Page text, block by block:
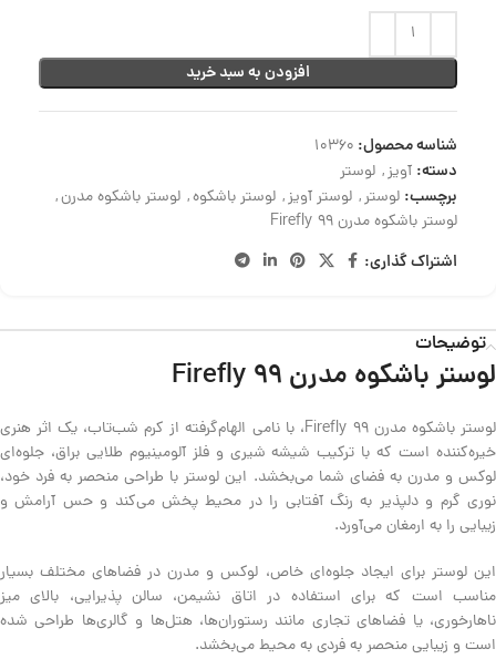
افزودن به سبد خرید
شناسه محصول: 10360
دسته: آویز, لوستر
برچسب: لوستر, لوستر آویز, لوستر باشکوه, لوستر باشکوه مدرن,
لوستر باشکوه مدرن Firefly 99
اشتراک گذاری:
توضیحات
لوستر باشکوه مدرن Firefly 99
لوستر باشکوه مدرن Firefly 99، با نامی الهام‌گرفته از کرم شب‌تاب، یک اثر هنری
خیره‌کننده است که با ترکیب شیشه شیری و فلز آلومینیوم طلایی براق، جلوه‌ای
لوکس و مدرن به فضای شما می‌بخشد. این لوستر با طراحی منحصر به فرد خود،
نوری گرم و دلپذیر به رنگ آفتابی را در محیط پخش می‌کند و حس آرامش و
زیبایی را به ارمغان می‌آورد.
این لوستر برای ایجاد جلوه‌ای خاص، لوکس و مدرن در فضاهای مختلف بسیار
مناسب است که برای استفاده در اتاق نشیمن، سالن پذیرایی، بالای میز
ناهارخوری، یا فضاهای تجاری مانند رستوران‌ها، هتل‌ها و گالری‌ها طراحی شده
است و زیبایی منحصر به فردی به محیط می‌بخشد.